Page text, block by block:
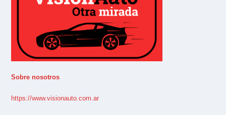
Sobre nosotros
https://www.visionauto.com.ar